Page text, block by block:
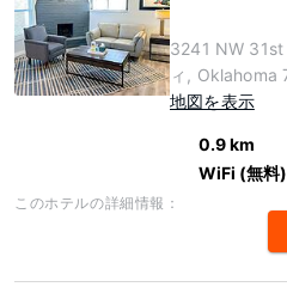
3241 NW 31st
ィ, Oklahoma
地図を表示
0.9 km
WiFi (無料)
このホテルの詳細情報：